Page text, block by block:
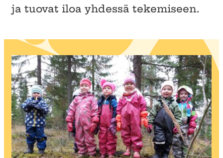
ja tuovat iloa yhdessä tekemiseen.